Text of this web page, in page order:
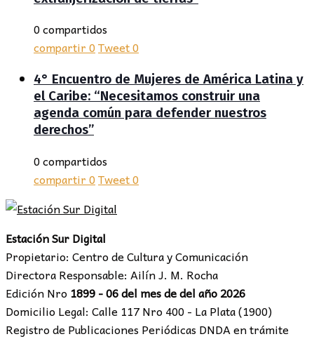
0 compartidos
compartir0Tweet0
4° Encuentro de Mujeres de América Latina y
el Caribe: “Necesitamos construir una
agenda común para defender nuestros
derechos”
0 compartidos
compartir0Tweet0
Estación Sur Digital
Propietario: Centro de Cultura y Comunicación
Directora Responsable: Ailín J. M. Rocha
Edición Nro 1899 - 06 del mes de del año 2026
Domicilio Legal: Calle 117 Nro 400 - La Plata (1900)
Registro de Publicaciones Periódicas DNDA en trámite